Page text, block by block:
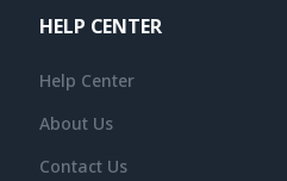
HELP CENTER
Help Center
About Us
Contact Us